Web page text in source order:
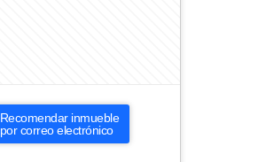
Recomendar inmueble
por correo electrónico